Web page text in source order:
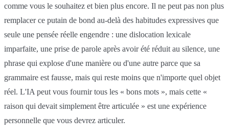
comme vous le souhaitez et bien plus encore. Il ne peut pas non plus
remplacer ce putain de bond au-delà des habitudes expressives que
seule une pensée réelle engendre : une dislocation lexicale
imparfaite, une prise de parole après avoir été réduit au silence, une
phrase qui explose d'une manière ou d'une autre parce que sa
grammaire est fausse, mais qui reste moins que n'importe quel objet
réel. L'IA peut vous fournir tous les « bons mots », mais cette «
raison qui devait simplement être articulée » est une expérience
personnelle que vous devrez articuler.